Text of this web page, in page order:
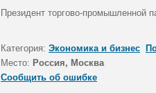
Президент торгово-промышленной
Категория: Экономика и бизнес
Место: Россия, Москва
Сообщить об ошибке